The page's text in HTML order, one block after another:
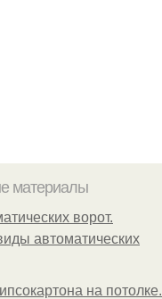
материалы
ворот.
автоматических
на потолке.